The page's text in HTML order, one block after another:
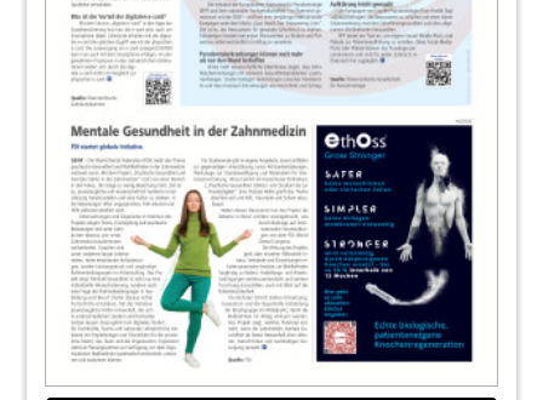
Gabriel Weissenberger
Die professionelle Zahnreinigung
DH Petra Natter, BA
Zurück zum Fundament
Patricia Spazierer
Ganzheitliches Biofilmmanagement im
Alltag
Redaktion
Produkte
Redaktion